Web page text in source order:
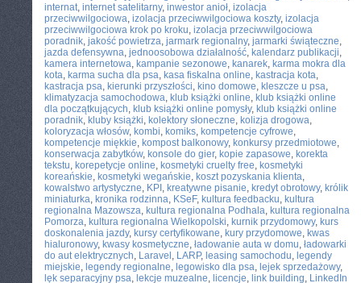
internat, internet satelitarny, inwestor anioł, izolacja
przeciwwilgociowa, izolacja przeciwwilgociowa koszty, izolacja
przeciwwilgociowa krok po kroku, izolacja przeciwwilgociowa
poradnik, jakość powietrza, jarmark regionalny, jarmarki świąteczne,
jazda defensywna, jednoosobowa działalność, kalendarz publikacji,
kamera internetowa, kampanie sezonowe, kanarek, karma mokra dla
kota, karma sucha dla psa, kasa fiskalna online, kastracja kota,
kastracja psa, kierunki przyszłości, kino domowe, kleszcze u psa,
klimatyzacja samochodowa, klub książki online, klub książki online
dla początkujących, klub książki online pomysły, klub książki online
poradnik, kluby książki, kolektory słoneczne, kolizja drogowa,
koloryzacja włosów, kombi, komiks, kompetencje cyfrowe,
kompetencje miękkie, kompost balkonowy, konkursy przedmiotowe,
konserwacja zabytków, konsole do gier, kopie zapasowe, korekta
tekstu, korepetycje online, kosmetyki cruelty free, kosmetyki
koreańskie, kosmetyki wegańskie, koszt pozyskania klienta,
kowalstwo artystyczne, KPI , kreatywne pisanie, kredyt obrotowy, królik
miniaturka, kronika rodzinna, KSeF, kultura feedbacku, kultura
regionalna Mazowsza, kultura regionalna Podhala, kultura regionalna
Pomorza, kultura regionalna Wielkopolski, kurnik przydomowy, kurs
doskonalenia jazdy, kursy certyfikowane, kury przydomowe, kwas
hialuronowy, kwasy kosmetyczne, ładowanie auta w domu, ładowarki
do aut elektrycznych, Laravel , LARP, leasing samochodu, legendy
miejskie, legendy regionalne, legowisko dla psa, lejek sprzedażowy,
lęk separacyjny psa, lekcje muzealne, licencje, link building, LinkedIn